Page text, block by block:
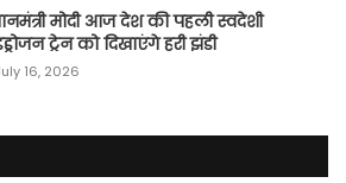
मोदी आज देश की पहली स्वदेशी
ट्रेन को दिखाएंगे हरी झंडी
16, 2026